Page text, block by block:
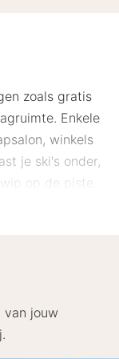
zoals gratis
Enkele
winkels
je ski's onder,
op de piste.
van 8
van jouw